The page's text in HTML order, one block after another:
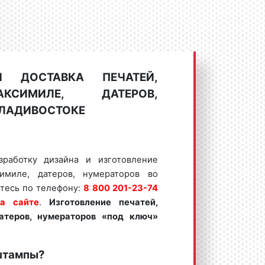
ДОСТАВКА ПЕЧАТЕЙ,
ДАТЕРОВ,
дизайна и изготовление
датеров, нумераторов во
по телефону:8 800 201-23-74
сайте. Изготовление печатей,
нумераторов «под ключ»